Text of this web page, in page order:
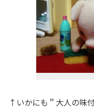
↑いかにも＂大人の味